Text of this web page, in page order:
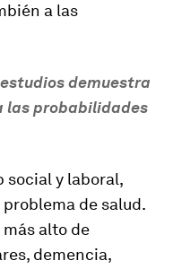
a las
demuestra
las probabilidades
social y laboral,
de salud.
más alto de
demencia,